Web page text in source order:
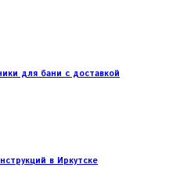
для бани с доставкой
в Иркутске